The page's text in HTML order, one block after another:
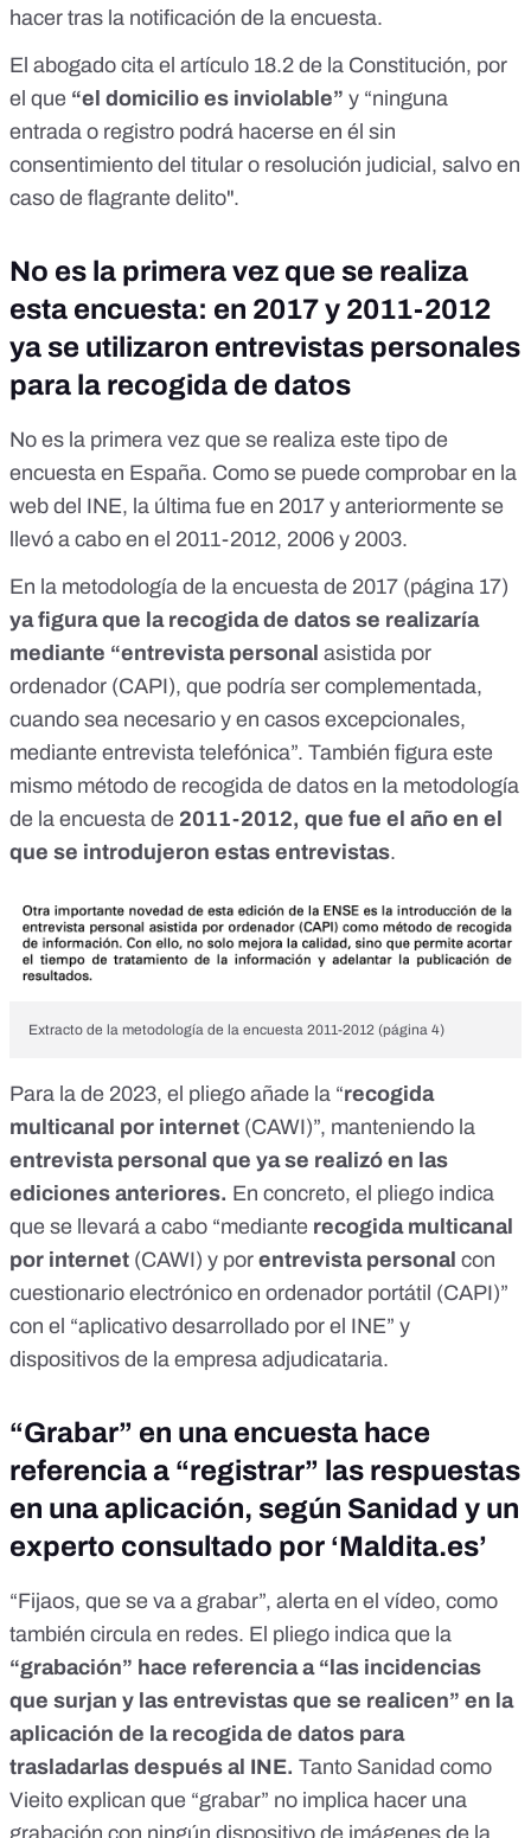
hacer tras la notificación de la encuesta.
El abogado cita el artículo 18.2 de la Constitución, por
el que “el domicilio es inviolable” y “ninguna
entrada o registro podrá hacerse en él sin
consentimiento del titular o resolución judicial, salvo en
caso de flagrante delito".
No es la primera vez que se realiza
esta encuesta: en 2017 y 2011-2012
ya se utilizaron entrevistas personales
para la recogida de datos
No es la primera vez que se realiza este tipo de
encuesta en España. Como se puede comprobar en la
web del INE, la última fue en 2017 y anteriormente se
llevó a cabo en el 2011-2012, 2006 y 2003.
En la metodología de la encuesta de 2017 (página 17)
ya figura que la recogida de datos se realizaría
mediante “entrevista personal asistida por
ordenador (CAPI), que podría ser complementada,
cuando sea necesario y en casos excepcionales,
mediante entrevista telefónica”. También figura este
mismo método de recogida de datos en la metodología
de la encuesta de 2011-2012, que fue el año en el
que se introdujeron estas entrevistas.
Extracto de la metodología de la encuesta 2011-2012 (página 4)
Para la de 2023, el pliego añade la “recogida
multicanal por internet (CAWI)”, manteniendo la
entrevista personal que ya se realizó en las
ediciones anteriores. En concreto, el pliego indica
que se llevará a cabo “mediante recogida multicanal
por internet (CAWI) y por entrevista personal con
cuestionario electrónico en ordenador portátil (CAPI)”
con el “aplicativo desarrollado por el INE” y
dispositivos de la empresa adjudicataria.
“Grabar” en una encuesta hace
referencia a “registrar” las respuestas
en una aplicación, según Sanidad y un
experto consultado por ‘Maldita.es’
“Fijaos, que se va a grabar”, alerta en el vídeo, como
también circula en redes. El pliego indica que la
“grabación” hace referencia a “las incidencias
que surjan y las entrevistas que se realicen” en la
aplicación de la recogida de datos para
trasladarlas después al INE. Tanto Sanidad como
Vieito explican que “grabar” no implica hacer una